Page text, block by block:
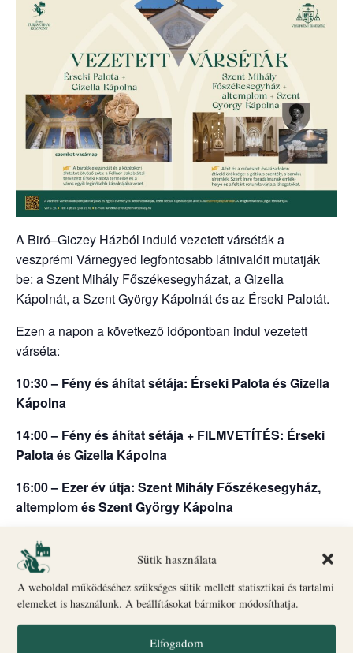
Sütik használata
A weboldal működéséhez szükséges sütik mellett statisztikai és tartalmi
elemeket is használunk. A beállításokat bármikor módosíthatja.
Elfogadom
A Biró–Giczey Házból induló vezetett várséták a
veszprémi Várnegyed legfontosabb látnivalóit mutatják
be: a Szent Mihály Főszékesegyházat, a Gizella
Kápolnát, a Szent György Kápolnát és az Érseki Palotát.
Ezen a napon a következő időpontban indul vezetett
várséta:
10:30 – Fény és áhítat sétája: Érseki Palota és Gizella
Kápolna
14:00 – Fény és áhítat sétája + FILMVETÍTÉS: Érseki
Palota és Gizella Kápolna
16:00 – Ezer év útja: Szent Mihály Főszékesegyház,
altemplom és Szent György Kápolna
18:00 – Fény és áhítat sétája: Érseki Palota és Gizella
Kápolna + Érseki Palota kert
Indulás: Biró–Giczey Ház (Vár utca 31.)
🎟Jegyvásárlásés információ: a Biró–Giczey Ház
ajándékboltjában